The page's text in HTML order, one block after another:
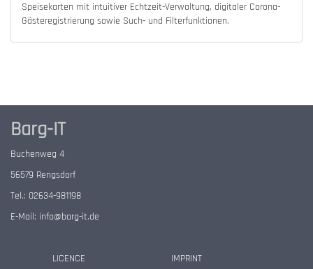
Speisekarten mit intuitiver Echtzeit-Verwaltung, digitaler Corona-
Gästeregistrierung sowie Such- und Filterfunktionen.
Barg-IT
Buchenweg 4
56579 Rengsdorf
Tel.: 02634-981198
E-Mail: info@barg-it.de
LICENCE IMPRINT